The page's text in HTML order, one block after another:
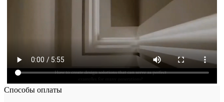
Способы оплаты